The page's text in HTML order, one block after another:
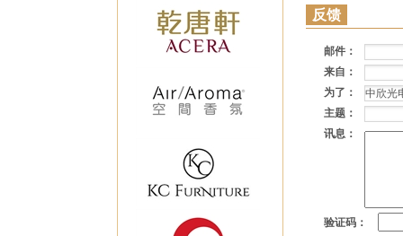
反馈
邮件：
来自：
为了：
主题：
讯息：
验证码：